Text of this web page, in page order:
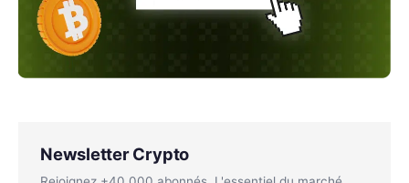
Newsletter Crypto